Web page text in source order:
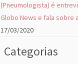
(Pneumologista) é
Globo News e fala sobre
17/03/2020
Categorias